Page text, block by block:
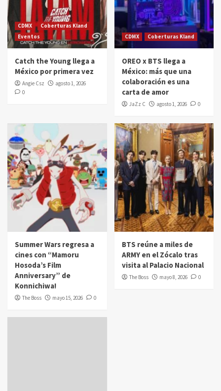
CDMX
Coberturas Kland
Eventos
Catch the Young llega a
México por primera vez
Angie Csz
agosto 1, 2026
0
CDMX Coberturas Kland
OREO x BTS llega a
México: más que una
colaboración es una
carta de amor
JaZz C agosto 1, 2026 0
Summer Wars regresa a
cines con “Mamoru
Hosoda’s Film
Anniversary” de
Konnichiwa!
The Boss mayo 15, 2026 0
BTS reúne a miles de
ARMY en el Zócalo tras
visita al Palacio Nacional
The Boss mayo 8, 2026 0